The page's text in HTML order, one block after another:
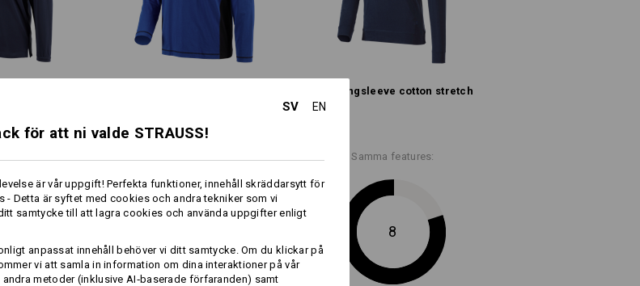
Ren bomull kan krympa 3–5 %.
Profilering:
modernt snitt, längre
bål och längre ärmar
e.s. Longsleeve cotton, long fit
e.s. Longsleeve cotton stretch
Samma features:
8
SV EN
för att ni valde STRAUSS!
är vår uppgift! Perfekta funktioner, innehåll skräddarsytt för
- Detta är syftet med cookies och andra tekniker som vi
samtycke till att lagra cookies och använda uppgifter enligt
anpassat innehåll behöver vi ditt samtycke. Om du klickar på
vi att samla in information om dina interaktioner på vår
metoder (inklusive AI‑baserade förfaranden) samt